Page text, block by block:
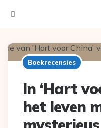
Boekrecensies
In ‘Hart
het leven